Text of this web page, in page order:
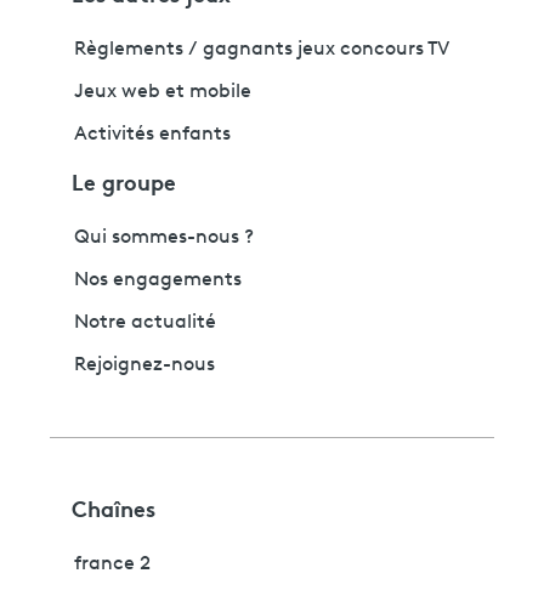
Règlements / gagnants jeux concours TV
Jeux web et mobile
Activités enfants
Le groupe
Qui sommes-nous ?
Nos engagements
Notre actualité
Rejoignez-nous
Chaînes
france 2